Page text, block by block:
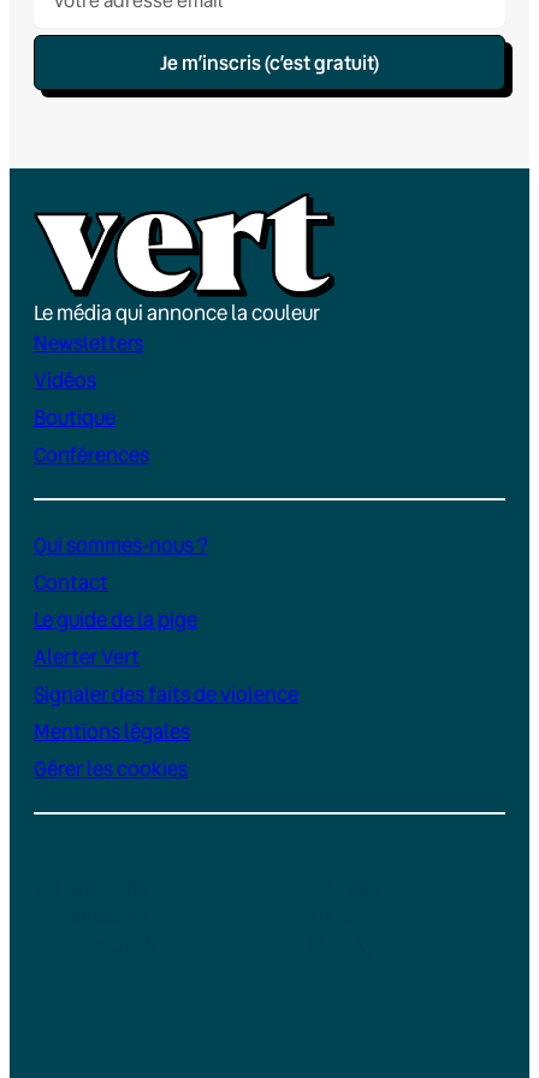
Je m’inscris (c’est gratuit)
Le média qui annonce la couleur
Newsletters
Vidéos
Boutique
Conférences
Qui sommes-nous ?
Contact
Le guide de la pige
Alerter Vert
Signaler des faits de violence
Mentions légales
Gérer les cookies